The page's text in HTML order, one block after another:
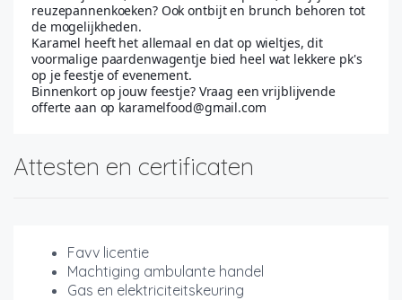
reuzepannenkoeken? Ook ontbijt en brunch behoren tot
de mogelijkheden.
Karamel heeft het allemaal en dat op wieltjes, dit
voormalige paardenwagentje bied heel wat lekkere pk's
op je feestje of evenement.
Binnenkort op jouw feestje? Vraag een vrijblijvende
offerte aan op karamelfood@gmail.com
Attesten en certificaten
Favv licentie
Machtiging ambulante handel
Gas en elektriciteitskeuring